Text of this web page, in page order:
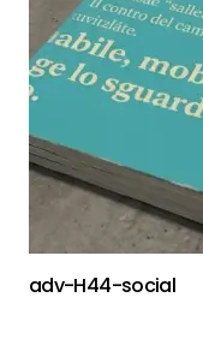
adv-H44-social